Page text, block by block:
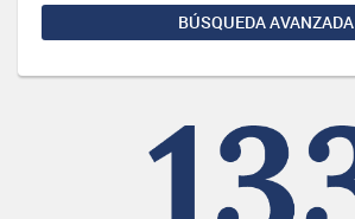
BÚSQUEDA AVANZADA